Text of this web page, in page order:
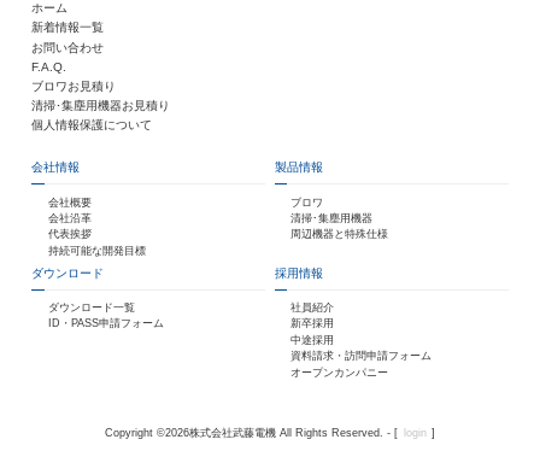
ホーム
新着情報一覧
お問い合わせ
F.A.Q.
ブロワお見積り
清掃･集塵用機器お見積り
個人情報保護について
会社情報
会社概要
会社沿革
代表挨拶
持続可能な開発目標
製品情報
ブロワ
清掃･集塵用機器
周辺機器と特殊仕様
ダウンロード
ダウンロード一覧
ID・PASS申請フォーム
採用情報
社員紹介
新卒採用
中途採用
資料請求・訪問申請フォーム
オープンカンパニー
Copyright ©2026株式会社武藤電機 All Rights Reserved. - [ login ]